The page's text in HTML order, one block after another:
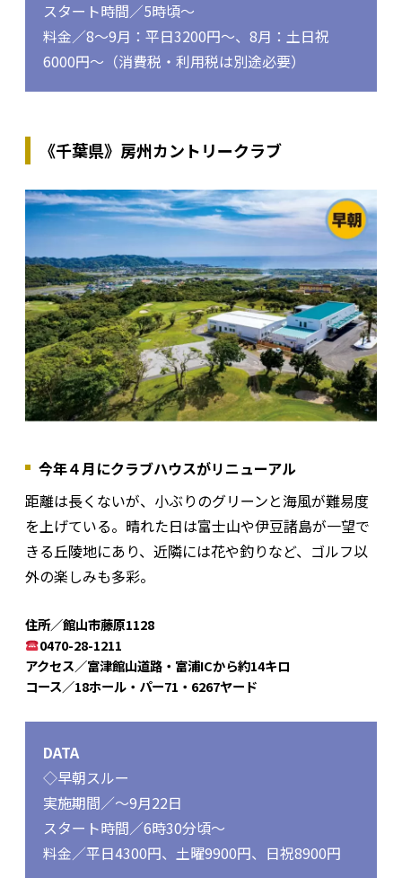
スタート時間／5時頃～
料金／8～9月：平日3200円～、8月：土日祝
6000円～（消費税・利用税は別途必要）
《千葉県》房州カントリークラブ
今年４月にクラブハウスがリニューアル
距離は長くないが、小ぶりのグリーンと海風が難易度
を上げている。晴れた日は富士山や伊豆諸島が一望で
きる丘陵地にあり、近隣には花や釣りなど、ゴルフ以
外の楽しみも多彩。
住所／館山市藤原1128
0470-28-1211
アクセス／富津館山道路・富浦ICから約14キロ
コース／18ホール・パー71・6267ヤード
DATA
◇早朝スルー
実施期間／～9月22日
スタート時間／6時30分頃～
料金／平日4300円、土曜9900円、日祝8900円